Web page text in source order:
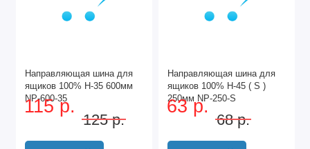
Направляющая шина для
ящиков 100% Н-35 600мм
NP-600-35
115 р.
125 р.
Направляющая шина для
ящиков 100% Н-45 ( S )
250мм NP-250-S
63 р.
68 р.